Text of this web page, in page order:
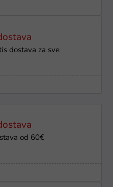
dostava za sve
od 60€